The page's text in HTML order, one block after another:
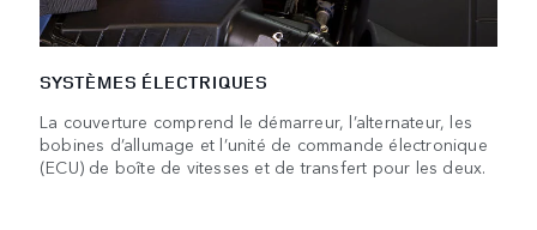
SYSTÈMES ÉLECTRIQUES
La couverture comprend le démarreur, l’alternateur, les
bobines d’allumage et l’unité de commande électronique
(ECU) de boîte de vitesses et de transfert pour les deux.